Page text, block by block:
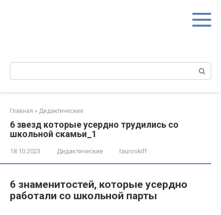
Поиск:
Главная » Дидактические
6 звезд которые усердно трудились со
школьной скамьи_1
18.10.2023 Дидактические tauroskiff
6 знаменитостей, которые усердно
работали со школьной парты